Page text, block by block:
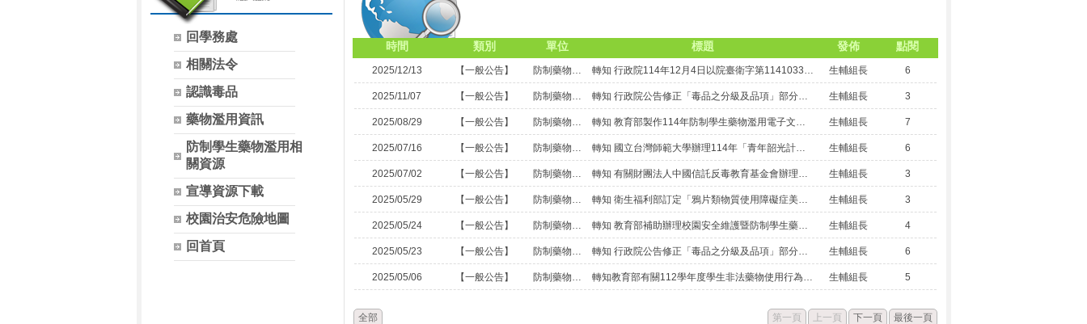
回學務處
相關法令
認識毒品
藥物濫用資訊
防制學生藥物濫用相
關資源
宣導資源下載
校園治安危險地圖
回首頁
時間 類別 單位 標題 發佈 點閱
2025/12/13 【一般公告】 防制藥物濫用專區 轉知 行政院114年12月4日以院臺衛字第1141033638號公告修正「管制藥品分級及品項」部分分級及品項，並自114年12月4日生效 生輔組長 6
2025/11/07 【一般公告】 防制藥物濫用專區 轉知 行政院公告修正「毒品之分級及品項」部分分級及品項1份，並自114年10月31日生效 生輔組長 3
2025/08/29 【一般公告】 防制藥物濫用專區 轉知 教育部製作114年防制學生藥物濫用電子文宣1批 生輔組長 7
2025/07/16 【一般公告】 防制藥物濫用專區 轉知 國立台灣師範大學辦理114年「青年韶光計畫」藥物濫用防制培力講座簡章一份 生輔組長 6
2025/07/02 【一般公告】 防制藥物濫用專區 轉知 有關財團法人中國信託反毒教育基金會辦理反毒桌遊培訓計畫 生輔組長 3
2025/05/29 【一般公告】 防制藥物濫用專區 轉知 衛生福利部訂定「鴉片類物質使用障礙症美沙冬維持治療給藥點之指定與管理要點」，自中華民國114年5月16日生效 生輔組長 3
2025/05/24 【一般公告】 防制藥物濫用專區 轉知 教育部補助辦理校園安全維護暨防制學生藥物濫用活動要點」第4點、第5點、第6點，業經該部於中華民國114年5月14日以臺教學（五）字第1142801928A號令修正發布 生輔組長 4
2025/05/23 【一般公告】 防制藥物濫用專區 轉知 行政院公告修正「毒品之分級及品項」部分分級及品項1份，並自114年5月16日生效 生輔組長 6
2025/05/06 【一般公告】 防制藥物濫用專區 轉知教育部有關112學年度學生非法藥物使用行為調查研究報告建議未來工作重點 生輔組長 5
全部 第一頁 上一頁 下一頁 最後一頁